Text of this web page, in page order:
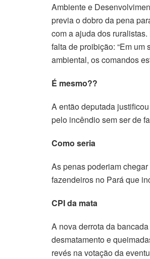
Ambiente e
previa o dobro da pena
com a ajuda dos
falta de proibição: “Em
ambiental, os comandos
É mesmo??
A então deputada
pelo incêndio sem ser de
Como seria
As penas poderiam
fazendeiros no Pará que
CPI da mata
A nova derrota da
desmatamento e
revés na votação da